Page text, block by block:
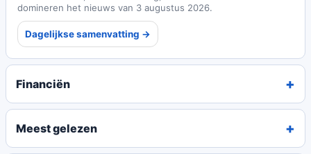
domineren het nieuws van 3 augustus 2026.
Dagelijkse samenvatting →
Financiën
Meest gelezen